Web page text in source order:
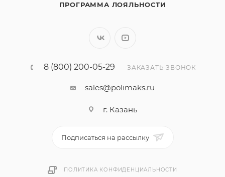
ПРОГРАММА ЛОЯЛЬНОСТИ
8 (800) 200-05-29 ЗАКАЗАТЬ ЗВОНОК
sales@polimaks.ru
г. Казань
Подписаться на рассылку
ПОЛИТИКА КОНФИДЕНЦИАЛЬНОСТИ